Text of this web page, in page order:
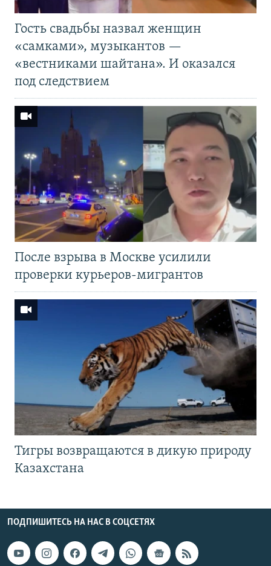
Гость свадьбы назвал женщин
«самками», музыкантов —
«вестниками шайтана». И оказался
под следствием
После взрыва в Москве усилили
проверки курьеров-мигрантов
Тигры возвращаются в дикую природу
Казахстана
ПОДПИШИТЕСЬ НА НАС В СОЦСЕТЯХ